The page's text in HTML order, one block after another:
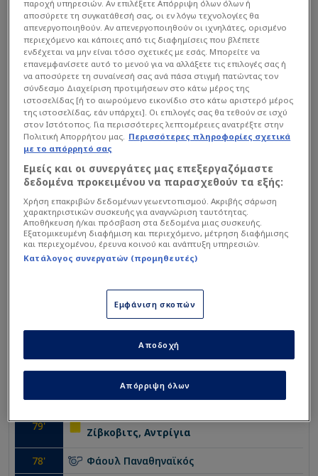
82'
Βαλένθια, Σαντίνο
Πάντοβιτς, Μίλος
81' Γκολ για τον Παναθηναϊκό! Μετά από
σέντρα του Κυριακόπουλου ο Παβλένκα θα
αποκρούσει κεφαλιά του Σφιντέρσκι αλλά στη
συνέχεια ο Ταμπόρδα με σουτ θα κάνει το 2-2
81'
2-2
ΓΚΟΛ! Παναθηναϊκός
Ταμπόρντα, Βιθέντε
81' Απόκρουση Παναθηναϊκός
81'
Σούτ εντός εστίας ΠΑΟΚ
Ιβανούσετς, Λούκα
Ελεύθερο Παναθηναϊκός
Σουτ εκτός εστίας
Γερεμέγιεφ, Αλεξάντερ
79' Ωραία ομαδική προσπάθεια αλλά το σουτ του
Γερεμέγεφ θα περάσει πολύ ψηλά
79'
Ζίβκοβιτς, Aντρίγια
78' Φάουλ Παναθηναϊκός
παροχή υπηρεσιών. Αν επιλέξετε Απόρριψη όλων όλων ή
αποσύρετε τη συγκατάθεσή σας, οι εν λόγω τεχνολογίες θα
απενεργοποιηθούν. Αν απενεργοποιηθούν οι ιχνηλάτες, ορισμένο
περιεχόμενο και κάποιες από τις διαφημίσεις που βλέπετε
ενδέχεται να μην είναι τόσο σχετικές με εσάς. Μπορείτε να
επανεμφανίσετε αυτό το μενού για να αλλάξετε τις επιλογές σας ή
να αποσύρετε τη συναίνεσή σας ανά πάσα στιγμή πατώντας τον
σύνδεσμο Διαχείριση προτιμήσεων στο κάτω μέρος της
ιστοσελίδας [ή το αιωρούμενο εικονίδιο στο κάτω αριστερό μέρος
της ιστοσελίδας, εάν υπάρχει]. Οι επιλογές σας θα τεθούν σε ισχύ
στον Ιστότοπος. Για περισσότερες λεπτομέρειες ανατρέξτε στην
Πολιτική Απορρήτου μας. Περισσότερες πληροφορίες σχετικά
με το απόρρητό σας
Εμείς και οι συνεργάτες μας επεξεργαζόμαστε
δεδομένα προκειμένου να παρασχεθούν τα εξής:
Χρήση επακριβών δεδομένων γεωεντοπισμού. Ακριβής σάρωση
χαρακτηριστικών συσκευής για αναγνώριση ταυτότητας.
Αποθήκευση ή/και πρόσβαση στα δεδομένα μιας συσκευής.
Εξατομικευμένη διαφήμιση και περιεχόμενο, μέτρηση διαφήμισης
και περιεχομένου, έρευνα κοινού και ανάπτυξη υπηρεσιών.
Κατάλογος συνεργατών (προμηθευτές)
Εμφάνιση σκοπών
Απόρριψη όλων
Αποδοχή